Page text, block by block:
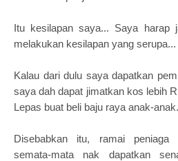
Itu kesilapan saya... Saya harap
melakukan kesilapan yang serupa...
Kalau dari dulu saya dapatkan
saya dah dapat jimatkan kos lebih
Lepas buat beli baju raya anak-
Disebabkan itu, ramai peniaga
semata-mata nak dapatkan